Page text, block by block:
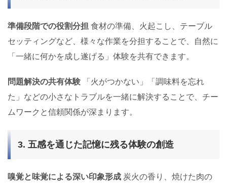
準備段階での役割分担 食材の準備、火起こし、テーブル
セッティングなど、様々な作業を分担することで、自然に
「一緒に何かを成し遂げる」体験を共有できます。
問題解決の共有体験 「火がつかない」「調味料を忘れ
た」などの小さなトラブルを一緒に解決することで、チー
ムワークと信頼関係が深まります。
3. 五感を通じた記憶に残る体験の創造
嗅覚と味覚による深い印象形成 炭火の香り、焼けた肉の